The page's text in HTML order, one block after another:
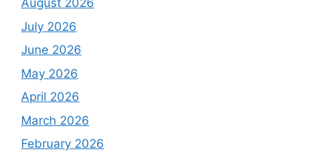
August 2026
July 2026
June 2026
May 2026
April 2026
March 2026
February 2026